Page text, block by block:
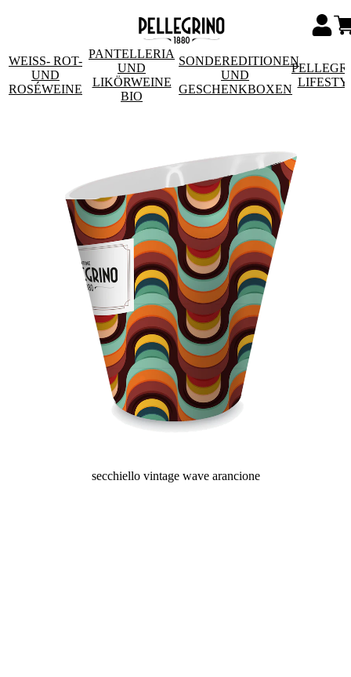
WEISS- ROT- U
ND R
OSÉWEINE
PANTELLERIA
UND
LIKÖRWEINE
BIO
SONDEREDITIONEN
UND
GESCHENKBOXEN
secchiello vintage wave arancione